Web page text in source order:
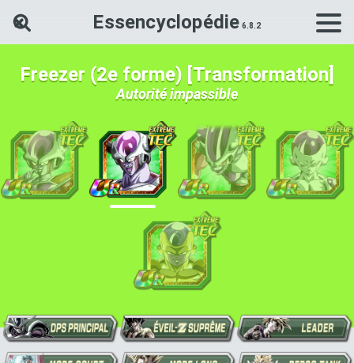
Essencyclopédie
Rechercher une carte Dokkan
Freezer (2e forme) [Transformation]
Autorité impassible